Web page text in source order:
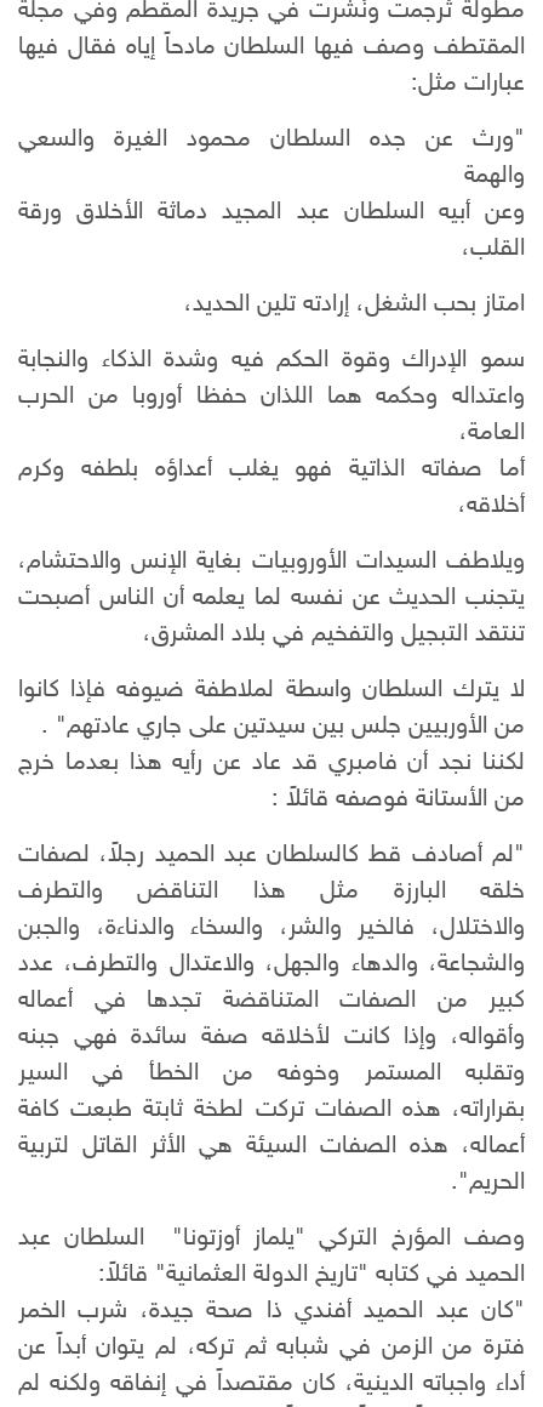
مطولة تُرجمت ونُشرت في جريدة المقطم وفي مجلة
المقتطف وصف فيها السلطان مادحاً إياه فقال فيها
عبارات مثل:
"ورث عن جده السلطان محمود الغيرة والسعي
والهمة
وعن أبيه السلطان عبد المجيد دماثة الأخلاق ورقة
القلب،
امتاز بحب الشغل، إرادته تلين الحديد،
سمو الإدراك وقوة الحكم فيه وشدة الذكاء والنجابة
واعتداله وحكمه هما اللذان حفظا أوروبا من الحرب
العامة،
أما صفاته الذاتية فهو يغلب أعداؤه بلطفه وكرم
أخلاقه،
ويلاطف السيدات الأوروبيات بغاية الإنس والاحتشام،
يتجنب الحديث عن نفسه لما يعلمه أن الناس أصبحت
تنتقد التبجيل والتفخيم في بلاد المشرق،
لا يترك السلطان واسطة لملاطفة ضيوفه فإذا كانوا
من الأوربيين جلس بين سيدتين على جاري عادتهم" .
لكننا نجد أن فامبري قد عاد عن رأيه هذا بعدما خرج
من الأستانة فوصفه قائلاً :
"لم أصادف قط كالسلطان عبد الحميد رجلاً، لصفات
خلقه البارزة مثل هذا التناقض والتطرف
والاختلال، فالخير والشر، والسخاء والدناءة، والجبن
والشجاعة، والدهاء والجهل، والاعتدال والتطرف، عدد
كبير من الصفات المتناقضة تجدها في أعماله
وأقواله، وإذا كانت لأخلاقه صفة سائدة فهي جبنه
وتقلبه المستمر وخوفه من الخطأ في السير
بقراراته، هذه الصفات تركت لطخة ثابتة طبعت كافة
أعماله، هذه الصفات السيئة هي الأثر القاتل لتربية
الحريم".
وصف المؤرخ التركي "يلماز أوزتونا" السلطان عبد
الحميد في كتابه "تاريخ الدولة العثمانية" قائلاً:
"كان عبد الحميد أفندي ذا صحة جيدة، شرب الخمر
فترة من الزمن في شبابه ثم تركه، لم يتوان أبداً عن
أداء واجباته الدينية، كان مقتصداً في إنفاقه ولكنه لم